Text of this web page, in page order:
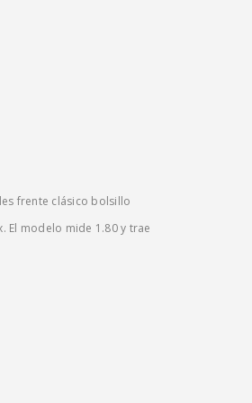
frente clásico bolsillo
El modelo mide 1.80 y trae